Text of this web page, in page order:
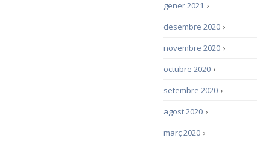
›
gener 2021
›
desembre 2020
›
novembre 2020
›
octubre 2020
›
setembre 2020
›
agost 2020
›
març 2020